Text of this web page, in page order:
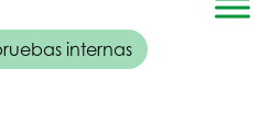
internas